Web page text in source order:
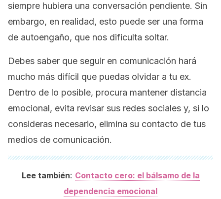
siempre hubiera una conversación pendiente. Sin
embargo, en realidad, esto puede ser una forma
de autoengaño, que nos dificulta soltar.
Debes saber que seguir en comunicación hará
mucho más difícil que puedas olvidar a tu ex.
Dentro de lo posible, procura mantener distancia
emocional, evita revisar sus redes sociales y, si lo
consideras necesario, elimina su contacto de tus
medios de comunicación.
Lee también: Contacto cero: el bálsamo de la
dependencia emocional